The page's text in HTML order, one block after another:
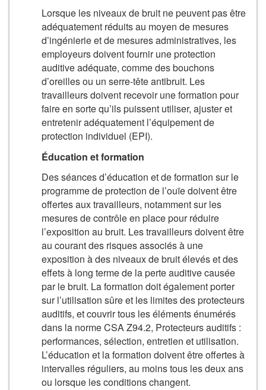
Lorsque les niveaux de bruit ne peuvent pas être
adéquatement réduits au moyen de mesures
d’ingénierie et de mesures administratives, les
employeurs doivent fournir une protection
auditive adéquate, comme des bouchons
d’oreilles ou un serre-tête antibruit. Les
travailleurs doivent recevoir une formation pour
faire en sorte qu’ils puissent utiliser, ajuster et
entretenir adéquatement l’équipement de
protection individuel (EPI).
Éducation et formation
Des séances d’éducation et de formation sur le
programme de protection de l’ouïe doivent être
offertes aux travailleurs, notamment sur les
mesures de contrôle en place pour réduire
l’exposition au bruit. Les travailleurs doivent être
au courant des risques associés à une
exposition à des niveaux de bruit élevés et des
effets à long terme de la perte auditive causée
par le bruit. La formation doit également porter
sur l’utilisation sûre et les limites des protecteurs
auditifs, et couvrir tous les éléments énumérés
dans la norme CSA Z94.2, Protecteurs auditifs :
performances, sélection, entretien et utilisation.
L’éducation et la formation doivent être offertes à
intervalles réguliers, au moins tous les deux ans
ou lorsque les conditions changent.